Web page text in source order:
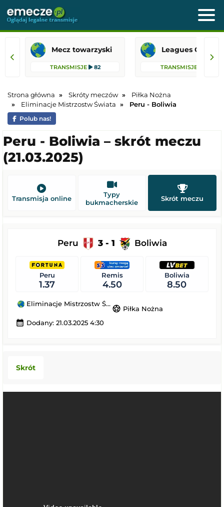
Mecz towarzyski
TRANSMISJE 82 TRANSMISJE
Strona główna Skróty meczów
Piłka Nożna
Eliminacje Mistrzostw Świata
Peru - Boliwia
Polub nas!
Peru - Boliwia – skrót meczu
(21.03.2025)
Transmisja online
Typy
bukmacherskie
Skrót meczu
Peru 3 - 1 Boliwia
Peru
1.37
Remis
4.50
Boliwia
8.50
Eliminacje Mistrzostw Świata
sports_soccer Piłka Nożna
calendar_month Dodany: 21.03.2025 4:30
Skrót